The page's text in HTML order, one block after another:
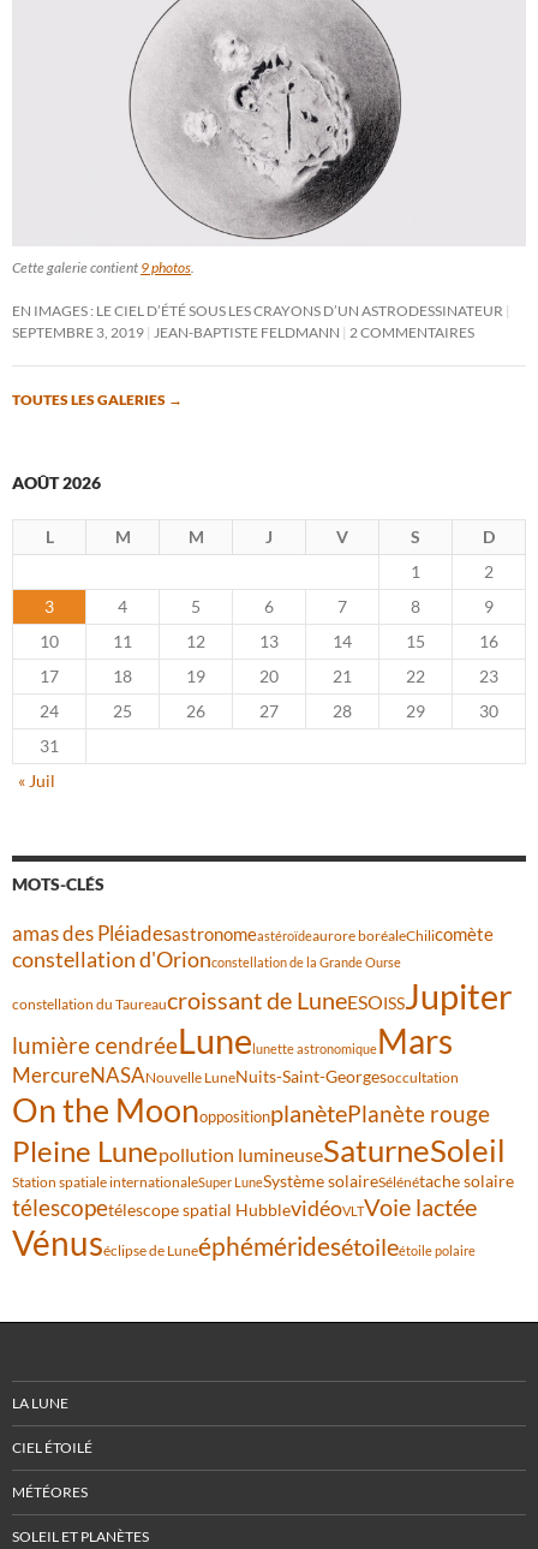
Cette galerie contient 9 photos
EN IMAGES : LE CIEL D’ÉTÉ SOUS LES CRAYONS D’UN ASTRODESSINATEUR
SEPTEMBRE 3, 2019
JEAN-BAPTISTE FELDMANN 2 COMMENTAIRES
TOUTES LES GALERIES →
AOÛT 2026
L M M J V S
D
1
2
3
4 5 6 7 8
9
10
11 12 13 14 15
16
17
18 19 20 21 22
23
24
25 26 27 28 29
30
31
« Juil
MOTS-CLÉS
amas des Pléiadesastronomeastéroïdeaurore boréaleChilicomète
constellation d'Orionconstellation de la Grande Ourse
constellation du Taureaucroissant de LuneESOISSJupiter
lumière cendréeLunelunette astronomiqueMars
MercureNASANouvelle LuneNuits-Saint-Georgesoccultation
On the MoonoppositionplanètePlanète rouge
Pleine Lunepollution lumineuseSaturneSoleil
Station spatiale internationaleSuper LuneSystème solaireSélénétache solaire
télescopetélescope spatial HubblevidéoVLTVoie lactée
Vénuséclipse de Luneéphéméridesétoileétoile polaire
LA LUNE
CIEL ÉTOILÉ
MÉTÉORES
SOLEIL ET PLANÈTES